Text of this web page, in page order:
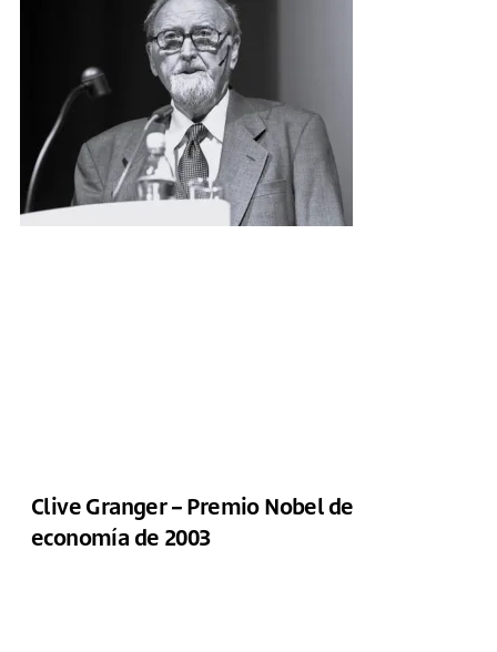
Clive Granger – Premio Nobel de
economía de 2003